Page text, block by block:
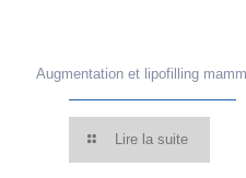
Augmentation et lipofilling
Lire la suite